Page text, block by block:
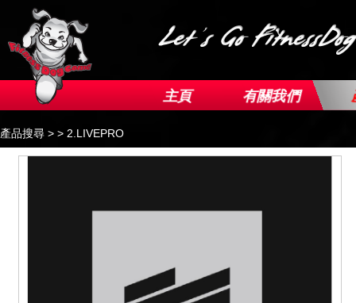
Image 01
Image 02
主頁 有關我們
產品搜尋 > > 2.LIVEPRO